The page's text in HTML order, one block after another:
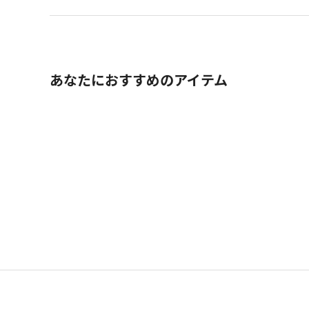
あなたにおすすめのアイテム